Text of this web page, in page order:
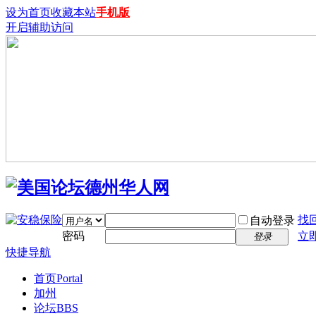
设为首页收藏本站手机版
开启辅助访问
自动登录 找
密码
登录
立
快捷导航
首页Portal
加州
论坛BBS